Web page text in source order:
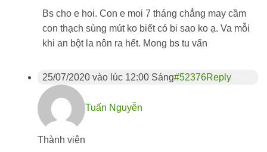
Bs cho e hoi. Con e moi 7 tháng chẳng may cầm
con thạch sùng mút ko biết có bi sao ko ạ. Va mỗi
khi an bột la nôn ra hết. Mong bs tu vấn
25/07/2020 vào lúc 12:00 Sáng#52376Reply
Tuấn Nguyễn
Thành viên